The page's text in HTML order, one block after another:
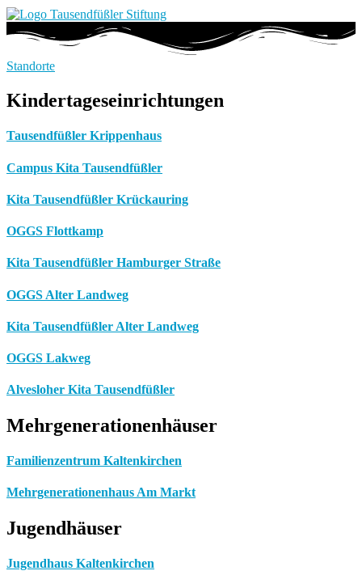
Standorte
Kindertageseinrichtungen
Tausendfüßler Krippenhaus
Campus Kita Tausendfüßler
Kita Tausendfüßler Krückauring
OGGS Flottkamp
Kita Tausendfüßler Hamburger Straße
OGGS Alter Landweg
Kita Tausendfüßler Alter Landweg
OGGS Lakweg
Alvesloher Kita Tausendfüßler
Mehrgenerationenhäuser
Familienzentrum Kaltenkirchen
Mehrgenerationenhaus Am Markt
Jugendhäuser
Jugendhaus Kaltenkirchen